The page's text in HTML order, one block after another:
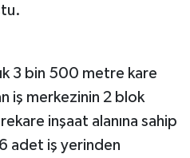
3 bin 500 metre kare
iş merkezinin 2 blok
inşaat alanına sahip
adet iş yerinden